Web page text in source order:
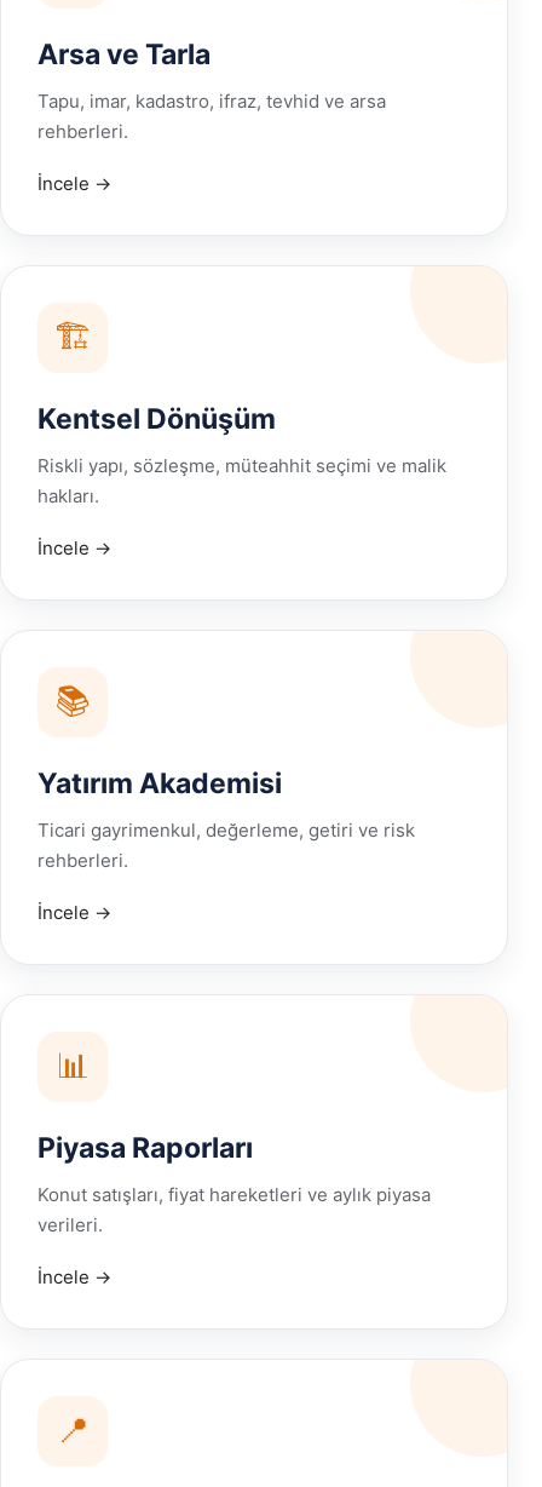
Arsa ve Tarla
Tapu, imar, kadastro, ifraz, tevhid ve arsa
rehberleri.
İncele →
🏗️
Kentsel Dönüşüm
Riskli yapı, sözleşme, müteahhit seçimi ve malik
hakları.
İncele →
📚
Yatırım Akademisi
Ticari gayrimenkul, değerleme, getiri ve risk
rehberleri.
İncele →
📊
Piyasa Raporları
Konut satışları, fiyat hareketleri ve aylık piyasa
verileri.
İncele →
📍